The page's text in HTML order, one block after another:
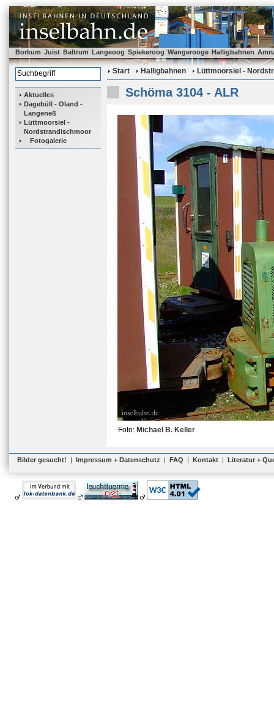
Borkum Juist Baltrum Langeoog Spiekeroog Wangerooge Halligbahnen
Aktuelles
Dagebüll - Oland -
Langeneß
Lüttmoorsiel -
Nordstrandischmoor
Fotogalerie
Start Halligbahnen Lüttmoorsiel -
Schöma 3104 - ALR
Foto: Michael B. Keller
Bilder gesucht! | Impressum + Datenschutz | FAQ | Kontakt | Literatur +